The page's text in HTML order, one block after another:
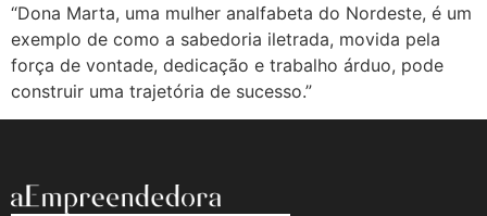
“Dona Marta, uma mulher analfabeta do Nordeste, é um
exemplo de como a sabedoria iletrada, movida pela
força de vontade, dedicação e trabalho árduo, pode
construir uma trajetória de sucesso.”